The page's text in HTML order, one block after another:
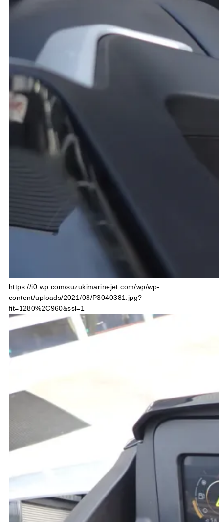
https://i0.wp.com/suzukimarinejet.com/wp/wp-
content/uploads/2021/08/P3040381.jpg?
fit=1280%2C960&ssl=1